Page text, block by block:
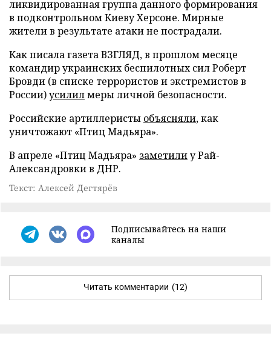
ликвидированная группа данного формирования
в подконтрольном Киеву Херсоне. Мирные
жители в результате атаки не пострадали.
Как писала газета ВЗГЛЯД, в прошлом месяце
командир украинских беспилотных сил Роберт
Бровди (в списке террористов и экстремистов в
России)усилилмеры личной безопасности.
Российские артиллеристы объясняли, как
уничтожают «Птиц Мадьяра».
В апреле «Птиц Мадьяра» заметилиу Рай-
Александровки в ДНР.
Текст: Алексей Дегтярёв
Подписывайтесь на наши
каналы
Читать комментарии (12)